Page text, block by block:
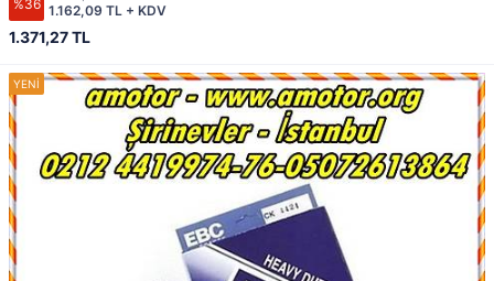
%36
1.371,27 TL
1.162,09 TL + KDV